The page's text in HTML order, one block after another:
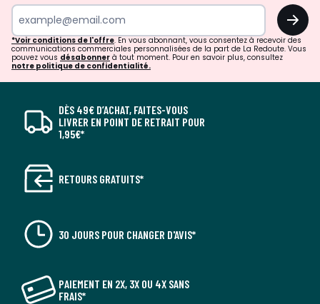
OK
*Voir conditions de l'offre. En vous abonnant, vous consentez à recevoir des
communications commerciales personnalisées de la part de La Redoute. Vous
pouvez vous désabonner à tout moment. Pour en savoir plus, consultez
notre politique de confidentialité.
DÈS 49€ D’ACHAT, FAITES-VOUS
LIVRER EN POINT DE RETRAIT POUR
1,95€*
RETOURS GRATUITS*
30 JOURS POUR CHANGER D'AVIS*
PAIEMENT EN 2X, 3X OU 4X SANS
FRAIS*